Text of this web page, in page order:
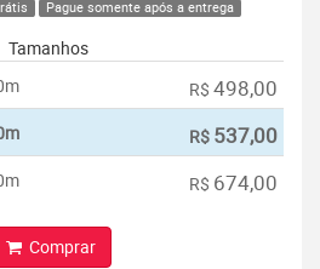
Pague somente após a entrega
Tamanhos
R$ 498,00
R$ 537,00
R$ 674,00
Comprar